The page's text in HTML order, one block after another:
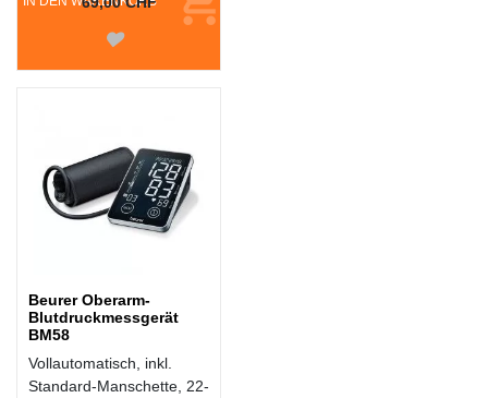
Beurer Oberarm-
Blutdruckmessgerät
BM58
Vollautomatisch, inkl.
Standard-Manschette, 22-